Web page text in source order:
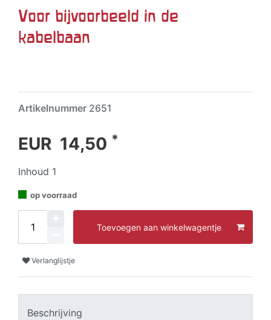
Voor bijvoorbeeld in de
kabelbaan
Artikelnummer 2651
EUR 14,50 *
Inhoud 1
op voorraad
Toevoegen aan winkelwagentje
Verlanglijstje
Beschrijving